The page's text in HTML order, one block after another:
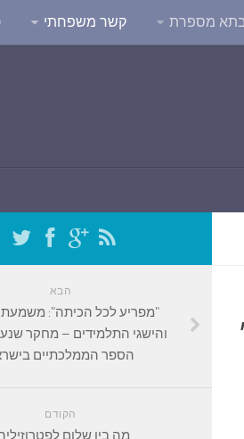
מספרת קשר משפחתי
הבא
"מפריע לכל הכיתה":
והישגי התלמידים – מחקר
הספר הממלכתיים
הקודם
מה בין שלום